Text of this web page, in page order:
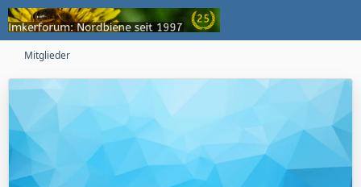
Mitglieder